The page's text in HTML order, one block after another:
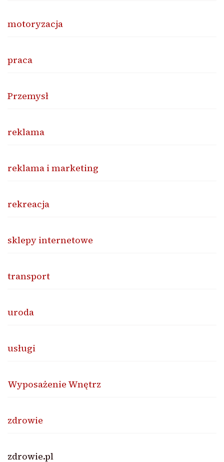
motoryzacja
praca
Przemysł
reklama
reklama i marketing
rekreacja
sklepy internetowe
transport
uroda
usługi
Wyposażenie Wnętrz
zdrowie
zdrowie.pl